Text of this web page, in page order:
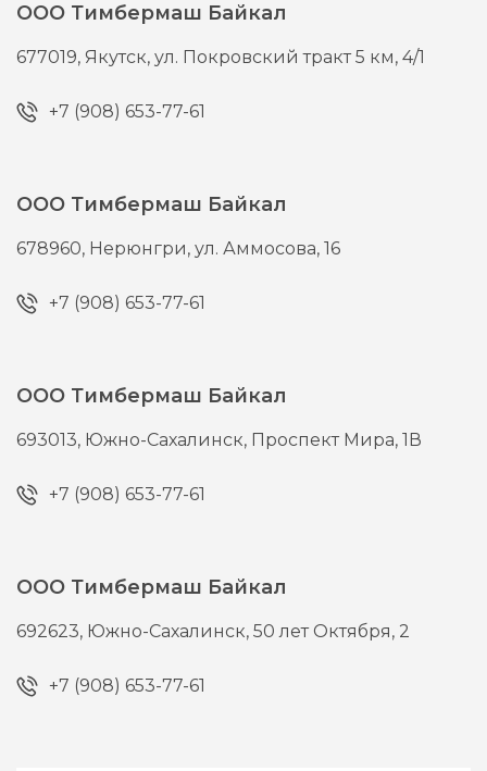
ООО Тимбермаш Байкал
677019, Якутск,ул. Покровский тракт 5 км, 4/1
+7 (908) 653-77-61
ООО Тимбермаш Байкал
678960, Нерюнгри,ул. Аммосова, 16
+7 (908) 653-77-61
ООО Тимбермаш Байкал
693013, Южно-Сахалинск, Проспект Мира, 1В
+7 (908) 653-77-61
ООО Тимбермаш Байкал
692623, Южно-Сахалинск,50 лет Октября, 2
+7 (908) 653-77-61